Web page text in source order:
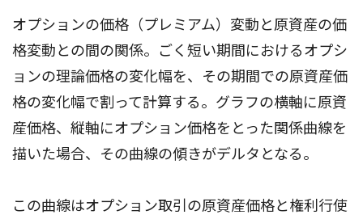
オプションの価格（プレミアム）変動と原資産の価
格変動との間の関係。ごく短い期間におけるオプシ
ョンの理論価格の変化幅を、その期間での原資産価
格の変化幅で割って計算する。グラフの横軸に原資
産価格、縦軸にオプション価格をとった関係曲線を
描いた場合、その曲線の傾きがデルタとなる。
この曲線はオプション取引の原資産価格と権利行使